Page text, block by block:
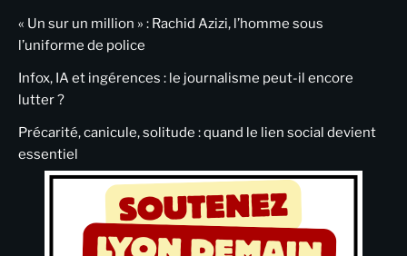
« Un sur un million » : Rachid Azizi, l’homme sous
l’uniforme de police
Infox, IA et ingérences : le journalisme peut-il encore
lutter ?
Précarité, canicule, solitude : quand le lien social devient
essentiel